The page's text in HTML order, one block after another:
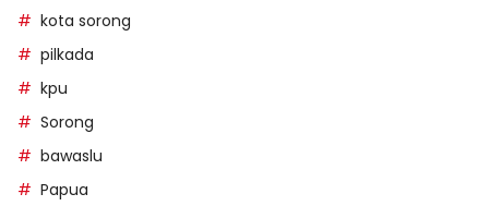
kota sorong
pilkada
kpu
Sorong
bawaslu
Papua